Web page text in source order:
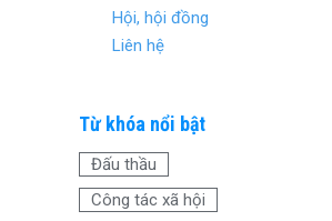
Hội, hội đồng
Liên hệ
Từ khóa nổi bật
Đấu thầu
Công tác xã hội